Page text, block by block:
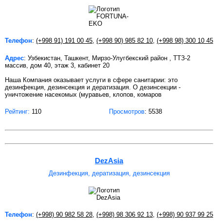
Телефон: (+998 91) 191 00 45, (+998 90) 985 82 10, (+998 98) 300 10 45
Адрес: Узбекистан, Ташкент, Мирзо-Улугбекский район , ТТЗ-2
массив, дом 40, этаж 3, кабинет 20
Наша Компания оказывает услуги в сфере санитарии: это
дезинфекция, дезинсекция и дератизация. О дезинсекции -
уничтожение насекомых (муравьев, клопов, комаров
Рейтинг: 110 Просмотров: 5538
DezAsia
Дезинфекция, дератизация, дезинсекция
Телефон: (+998) 90 982 58 28 (+998) 98 306 92 13 (+998) 90 937 99 25